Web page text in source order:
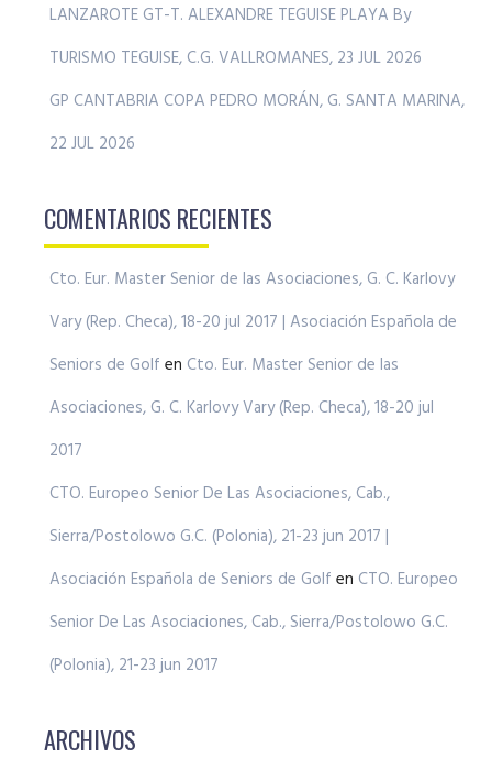
LANZAROTE GT-T. ALEXANDRE TEGUISE PLAYA By
TURISMO TEGUISE, C.G. VALLROMANES, 23 JUL 2026
GP CANTABRIA COPA PEDRO MORÁN, G. SANTA MARINA,
22 JUL 2026
COMENTARIOS RECIENTES
Cto. Eur. Master Senior de las Asociaciones, G. C. Karlovy
Vary (Rep. Checa), 18-20 jul 2017 | Asociación Española de
Seniors de Golf en Cto. Eur. Master Senior de las
Asociaciones, G. C. Karlovy Vary (Rep. Checa), 18-20 jul
2017
CTO. Europeo Senior De Las Asociaciones, Cab.,
Sierra/Postolowo G.C. (Polonia), 21-23 jun 2017 |
Asociación Española de Seniors de Golf en CTO. Europeo
Senior De Las Asociaciones, Cab., Sierra/Postolowo G.C.
(Polonia), 21-23 jun 2017
ARCHIVOS